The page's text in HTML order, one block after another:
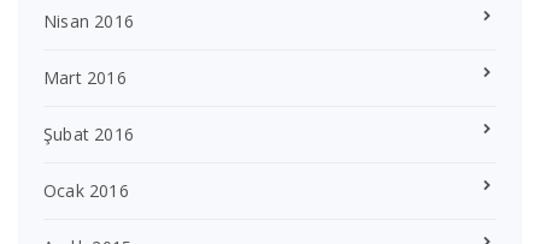
Nisan 2016
Mart 2016
Şubat 2016
Ocak 2016